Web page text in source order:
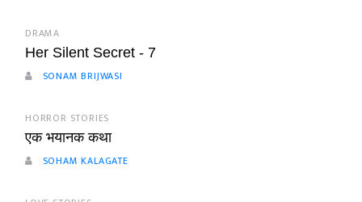
DRAMA
Her Silent Secret - 7
SONAM BRIJWASI
HORROR STORIES
एक भयानक कथा
SOHAM KALAGATE